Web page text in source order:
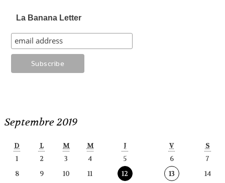
La Banana Letter
Septembre 2019
D L M M J V
S
1
2 3 4 5 6
7
8
9 10 11 12 13
14